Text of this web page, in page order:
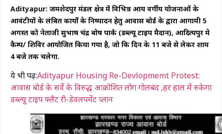
Adityapur: जमशेदपुर प्रमंडल क्षेत्र में विभिन्न आय वर्गीय योजनाओं के
आवंटीयों के लंबित कार्यों के निष्पादन हेतु आवास बोर्ड के द्वारा आगामी 5
अगस्त को नेताजी सुभाष चंद्र बोष पार्क (डब्ल्यू टाइप मैदान), आदित्यपुर मे
कैम्प/ शिविर आयोजित किया गया है, जो कि दिन के 11 बजे से लेकर शाम
4 बजे तक चलेगा.
ये भी पढ़ें:Adityapur Housing Re-Devlopmemt Protest:
आवास बोर्ड के सर्वे के विरुद्ध आक्रोशित लोग गोलबंद ,हर हाल में रुकेगा
डब्ल्यू टाइप फ्लैट री-डेवलपमेंट प्लान